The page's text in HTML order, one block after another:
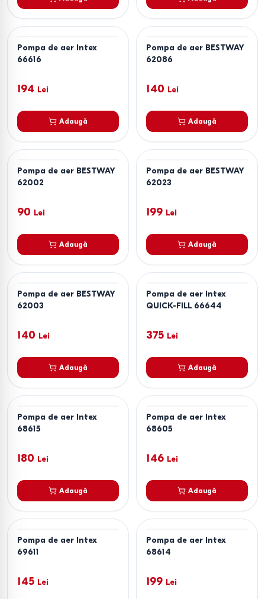
Pompa de aer Intex
66616
194 Lei
Adaugă
Pompa de aer BESTWAY
62086
140 Lei
Adaugă
Pompa de aer BESTWAY
62002
90 Lei
Adaugă
Pompa de aer BESTWAY
62023
199 Lei
Adaugă
Pompa de aer BESTWAY
62003
140 Lei
Adaugă
Pompa de aer Intex
QUICK-FILL 66644
375 Lei
Adaugă
Pompa de aer Intex
68615
180 Lei
Adaugă
Pompa de aer Intex
68605
146 Lei
Adaugă
Pompa de aer Intex
69611
145 Lei
Pompa de aer Intex
68614
199 Lei